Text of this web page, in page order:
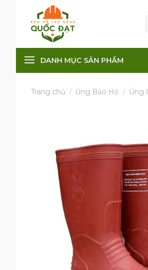
content
DANH MỤC SẢN PHẨM
Trang chủ / Ủng Bảo Hộ / Ủng